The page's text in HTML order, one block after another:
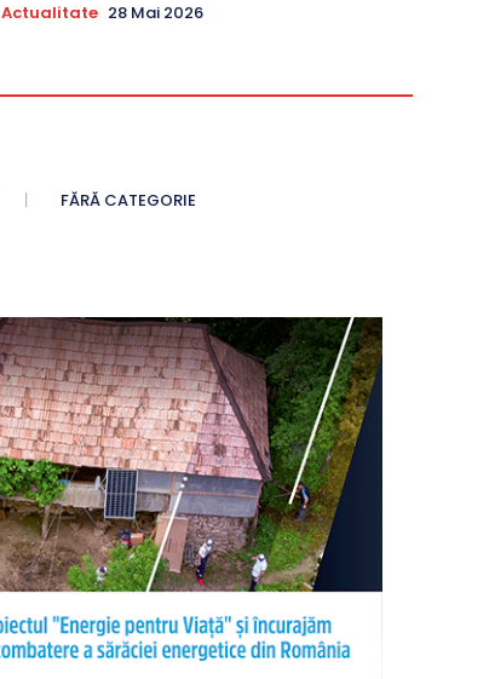
Actualitate 28 Mai 2026
FĂRĂ CATEGORIE